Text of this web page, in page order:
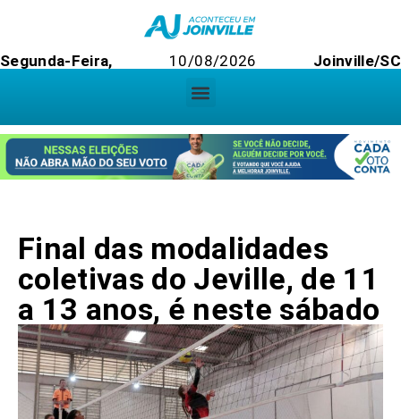
Segunda-Feira, 10/08/2026 Joinville/SC
Final das modalidades
coletivas do Jeville, de 11
a 13 anos, é neste sábado